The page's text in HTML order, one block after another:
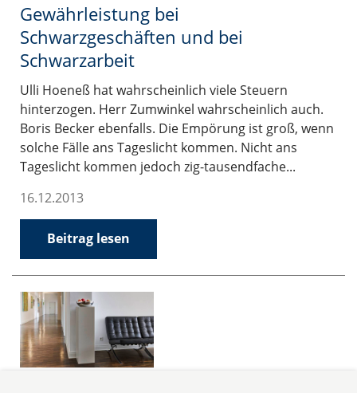
Gewährleistung bei
Schwarzgeschäften und bei
Schwarzarbeit
Ulli Hoeneß hat wahrscheinlich viele Steuern
hinterzogen. Herr Zumwinkel wahrscheinlich auch.
Boris Becker ebenfalls. Die Empörung ist groß, wenn
solche Fälle ans Tageslicht kommen. Nicht ans
Tageslicht kommen jedoch zig-tausendfache...
16.12.2013
Beitrag lesen